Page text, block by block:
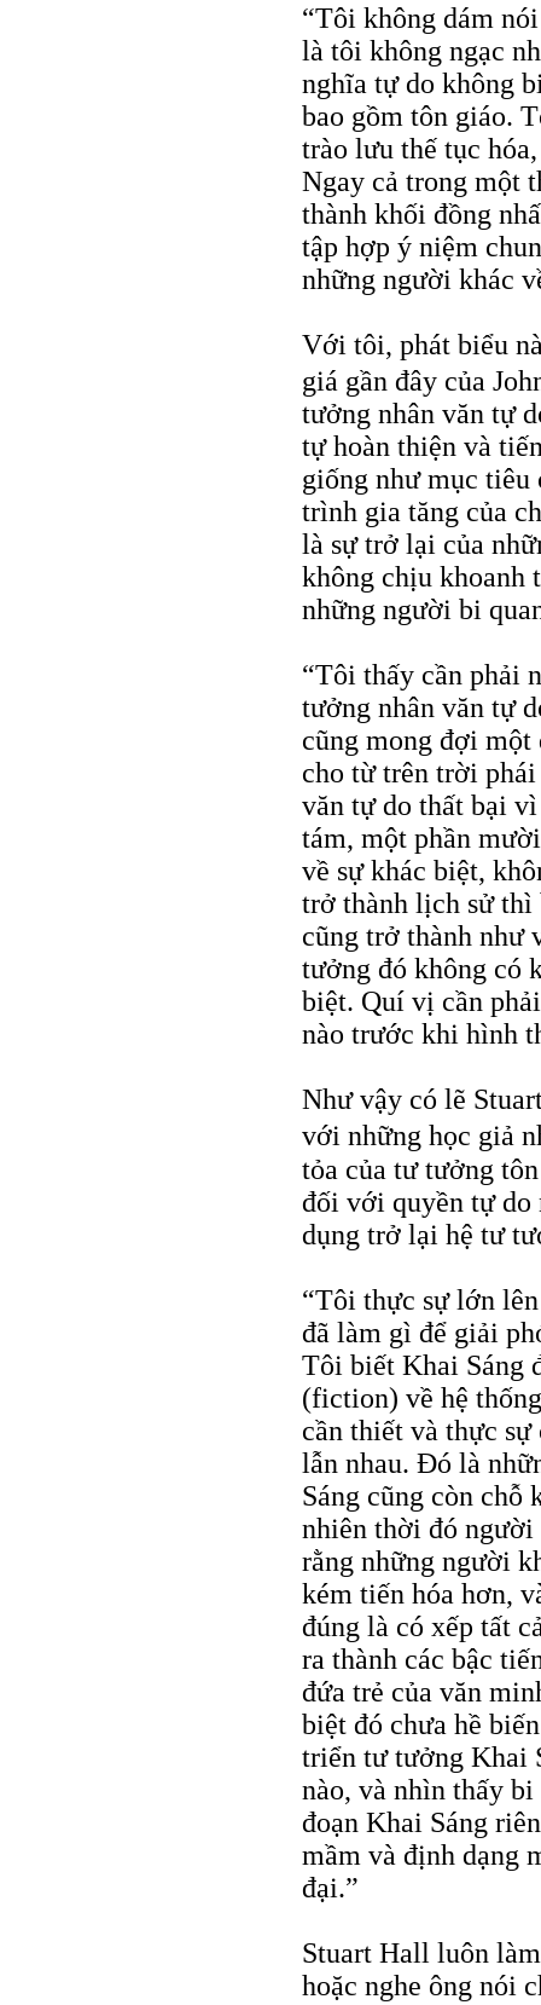
“Tôi không dám
là tôi không ngạc
nghĩa tự do không
bao gồm tôn giáo.
trào lưu thế tục
Ngay cả trong một
thành khối đồng
tập hợp ý niệm
những người khác
Với tôi, phát biểu
giá gần đây của
tưởng nhân văn tự
tự hoàn thiện và
giống như mục tiêu
trình gia tăng của
là sự trở lại của
không chịu khoanh
những người bi
“Tôi thấy cần phải
tưởng nhân văn tự
cũng mong đợi một
cho từ trên trời
văn tự do thất bại
tám, một phần
về sự khác biệt,
trở thành lịch sử thì
cũng trở thành như
tưởng đó không có
biệt. Quí vị cần
nào trước khi hình
Như vậy có lẽ
với những học giả
tỏa của tư tưởng
đối với quyền tự do
dụng trở lại hệ tư
“Tôi thực sự lớn
đã làm gì để giải
Tôi biết Khai Sáng
(fiction) về hệ
cần thiết và thực
lẫn nhau. Đó là
Sáng cũng còn chỗ
nhiên thời đó
rằng những người
kém tiến hóa hơn,
đúng là có xếp tất
ra thành các bậc
đứa trẻ của văn
biệt đó chưa hề
triển tư tưởng Khai
nào, và nhìn thấy
đoạn Khai Sáng
mầm và định dạng
đại.”
Stuart Hall luôn
hoặc nghe ông nói